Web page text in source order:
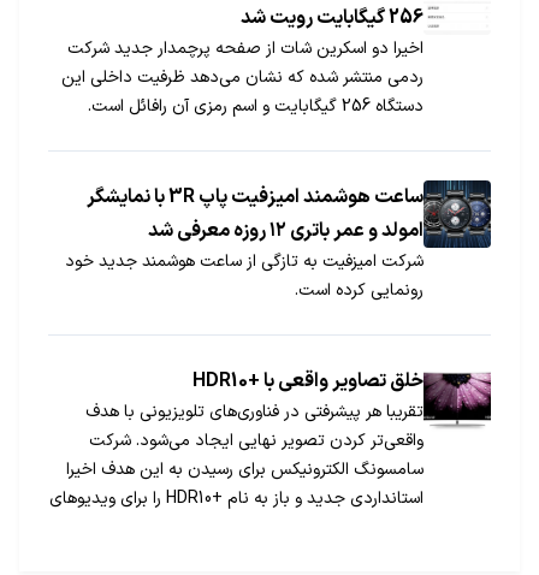
256 گیگابایت رویت شد
اخیرا دو اسکرین شات از صفحه پرچمدار جدید شرکت
ردمی منتشر شده که نشان می‌دهد ظرفیت داخلی این
دستگاه 256 گیگابایت و اسم رمزی آن رافائل است.
ساعت هوشمند امیزفیت پاپ 3R با نمایشگر
امولد و عمر باتری ۱۲ روزه معرفی شد
شرکت امیزفیت به تازگی از ساعت هوشمند جدید خود
رونمایی کرده است.
خلق تصاویر واقعی با +HDR10
تقریبا هر پیشرفتی در فناوری‌های تلویزیونی با هدف
واقعی‌تر کردن تصویر نهایی ایجاد می‌شود. شرکت
سامسونگ الکترونیکس برای رسیدن به این هدف اخیرا
استانداردی جدید و باز به نام +HDR10 را برای ویدیوهای